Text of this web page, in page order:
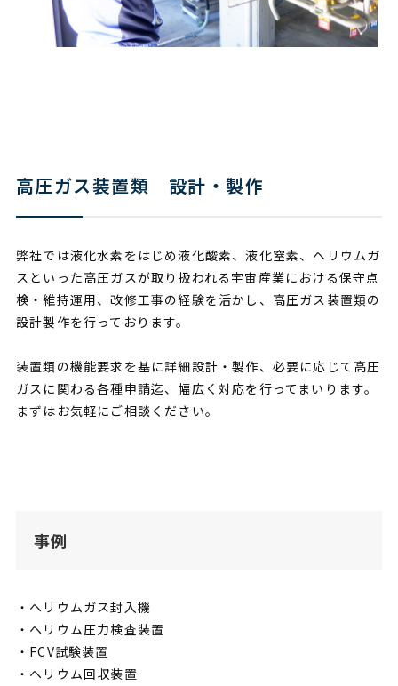
高圧ガス装置類 設計・製作
弊社では液化水素をはじめ液化酸素、液化窒素、ヘリウムガ
スといった高圧ガスが取り扱われる宇宙産業における保守点
検・維持運用、改修工事の経験を活かし、高圧ガス装置類の
設計製作を行っております。
装置類の機能要求を基に詳細設計・製作、必要に応じて高圧
ガスに関わる各種申請迄、幅広く対応を行ってまいります。
まずはお気軽にご相談ください。
事例
・ヘリウムガス封入機
・ヘリウム圧力検査装置
・FCV試験装置
・ヘリウム回収装置